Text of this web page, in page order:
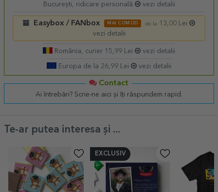
București, ridicare personală vezi detalii
Easybox / FANbox MAI COMOD de la
13,00 Lei
vezi detalii
România, curier 15,99 Lei vezi detalii
Europa de la 26,99 Lei vezi detalii
Contact
Ai întrebări? Scrie-ne aici și îți răspundem rapid.
Te-ar putea interesa și ...
EXCLUSIV